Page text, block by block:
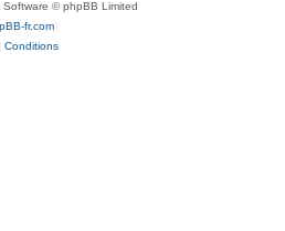
Software © phpBB Limited
fr.com
Conditions